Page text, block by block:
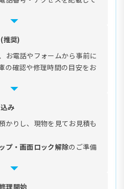
推奨)
お電話やフォームから事前に
の確認や修理時間の目安をお
み
かりし、現物を見てお見積も
プ・画面ロック解除のご準備
理開始